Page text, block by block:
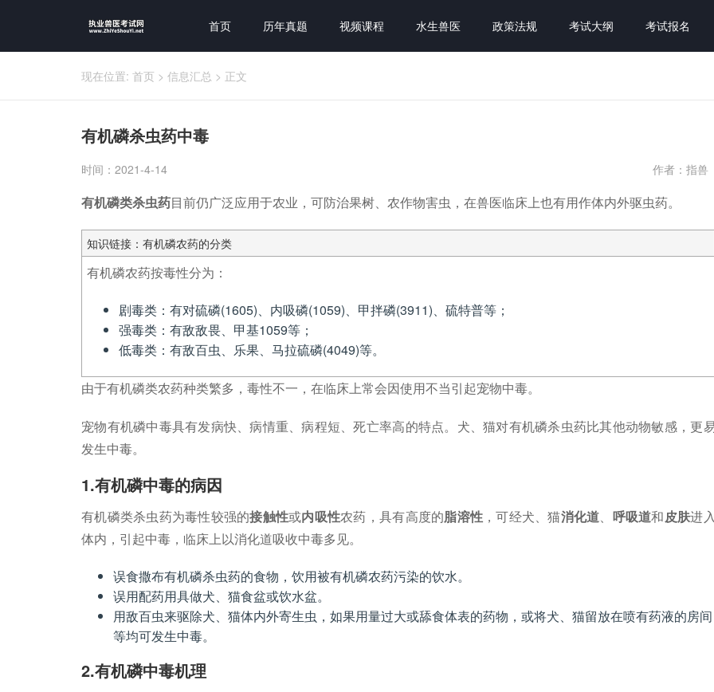
首页 历年真题 视频课程 水生兽医 政策法规 考试大纲 考试报名
现在位置: 首页 > 信息汇总 > 正文
有机磷杀虫药中毒
时间：2021-4-14 作者：指兽
有机磷类杀虫药目前仍广泛应用于农业，可防治果树、农作物害虫，在兽医临床上也有用作体内外驱虫药。
知识链接：有机磷农药的分类
有机磷农药按毒性分为：
剧毒类：有对硫磷(1605)、内吸磷(1059)、甲拌磷(3911)、硫特普等；
强毒类：有敌敌畏、甲基1059等；
低毒类：有敌百虫、乐果、马拉硫磷(4049)等。
由于有机磷类农药种类繁多，毒性不一，在临床上常会因使用不当引起宠物中毒。
宠物有机磷中毒具有发病快、病情重、病程短、死亡率高的特点。犬、猫对有机磷杀虫药比其他动物敏感，更
发生中毒。
1.有机磷中毒的病因
有机磷类杀虫药为毒性较强的接触性或内吸性农药，具有高度的脂溶性 ，可经犬、猫消化道、 呼吸道和皮肤进入
体内，引起中毒，临床上以消化道吸收中毒多见。
误食撒布有机磷杀虫药的食物，饮用被有机磷农药污染的饮水。
误用配药用具做犬、猫食盆或饮水盆。
用敌百虫来驱除犬、猫体内外寄生虫，如果用量过大或舔食体表的药物，或将犬、猫留放在喷有药液的房间
等均可发生中毒。
2.有机磷中毒机理